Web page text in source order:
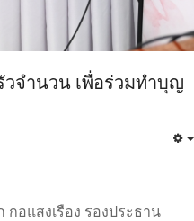
จำนวน เพื่อร่วมทำบุญ
อแสงเรือง รองประธาน